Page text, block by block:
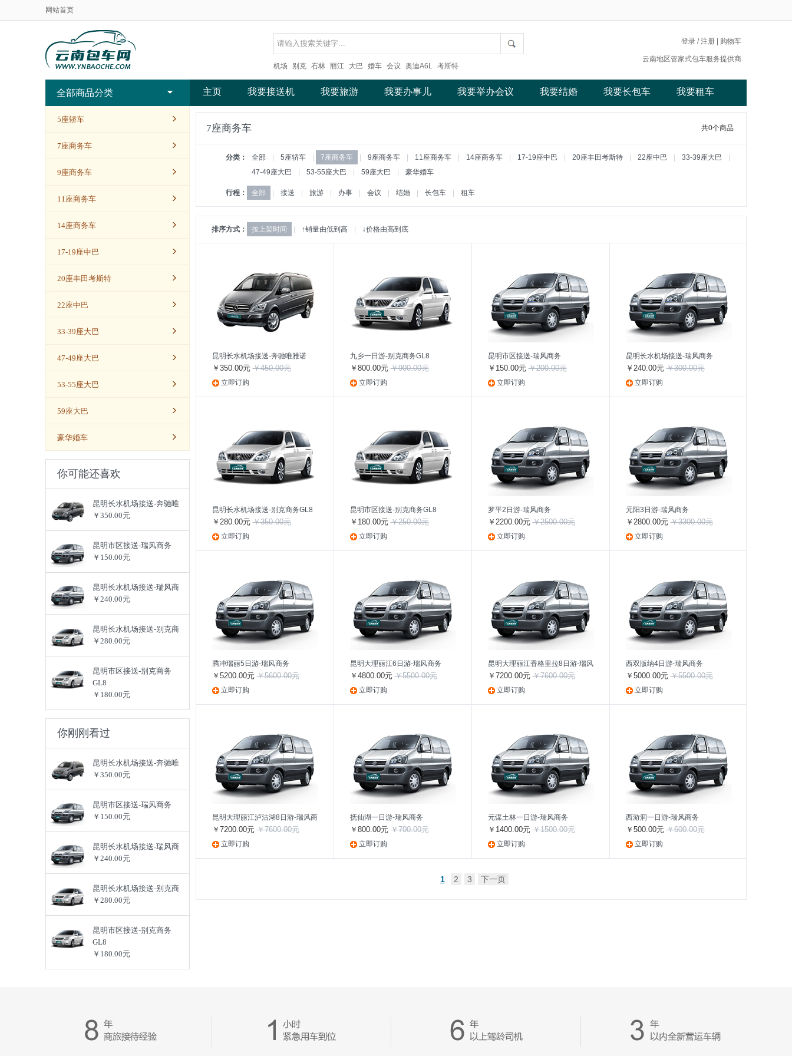
网站首页
机场 别克 石林 丽江 大巴 婚车 会议 奥迪A6L 考斯特
登录 /注册 购物车
云南地区管家式包车服务提供商
全部商品分类 主页 我要接送机 我要旅游 我要办事儿 我要举办会议 我要结婚 我要长包车 我要租车
5座轿车
7座商务车
9座商务车
11座商务车
14座商务车
17-19座中巴
20座丰田考斯特
22座中巴
33-39座大巴
47-49座大巴
53-55座大巴
59座大巴
豪华婚车
你可能还喜欢
昆明长水机场接送-奔驰唯
￥350.00元
昆明市区接送-瑞风商务
￥150.00元
昆明长水机场接送-瑞风商
￥240.00元
昆明长水机场接送-别克商
￥280.00元
昆明市区接送-别克商务
GL8
￥180.00元
你刚刚看过
昆明长水机场接送-奔驰唯
￥350.00元
昆明市区接送-瑞风商务
￥150.00元
昆明长水机场接送-瑞风商
￥240.00元
昆明长水机场接送-别克商
￥280.00元
昆明市区接送-别克商务
GL8
￥180.00元
共0个商品
7座商务车
分类： 全部 5座轿车 7座商务车 9座商务车 11座商务车 14座商务车 17-19座中巴 20座丰田考斯特 22座中巴 33-39座大巴
47-49座大巴
53-55座大巴 59座大巴 豪华婚车
行程： 全部 接送 旅游 办事 会议 结婚 长包车 租车
排序方式： 按上架时间 ↑销量由低到高 ↓价格由高到底
昆明长水机场接送-奔驰唯雅诺
￥350.00元￥450.00元
立即订购
九乡一日游-别克商务GL8
￥800.00元￥900.00元
立即订购
昆明市区接送-瑞风商务
￥150.00元￥200.00元
立即订购
昆明长水机场接送-瑞风商务
￥240.00元￥300.00元
立即订购
昆明长水机场接送-别克商务GL8
￥280.00元￥350.00元
立即订购
昆明市区接送-别克商务GL8
￥180.00元￥250.00元
立即订购
罗平2日游-瑞风商务
￥2200.00元￥2500.00元
立即订购
元阳3日游-瑞风商务
￥2800.00元￥3300.00元
立即订购
腾冲瑞丽5日游-瑞风商务
￥5200.00元￥5600.00元
立即订购
昆明大理丽江6日游-瑞风商务
￥4800.00元￥5500.00元
立即订购
昆明大理丽江香格里拉8日游-瑞风
￥7200.00元￥7600.00元
立即订购
西双版纳4日游-瑞风商务
￥5000.00元￥5500.00元
立即订购
昆明大理丽江泸沽湖8日游-瑞风商
￥7200.00元￥7600.00元
立即订购
抚仙湖一日游-瑞风商务
￥800.00元￥700.00元
立即订购
元谋土林一日游-瑞风商务
￥1400.00元￥1500.00元
立即订购
西游洞一日游-瑞风商务
￥500.00元￥600.00元
立即订购
1 2 3 下一页